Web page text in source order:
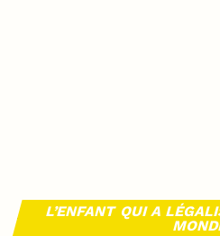
L’ENFANT QUI A